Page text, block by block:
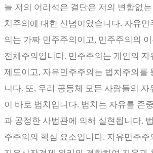
늘 저의 어리석은 결단은 저의 변함없
치주의에 대한 신념이었습니다. 자유민
의는 가짜 민주주의이고, 민주주의의
전체주의입니다. 민주주의는 개인의
제도이고, 자유민주주의는 법치주의를
니다. 또, 우리 공동체 모든 사람들의 자
이 바로 법치입니다. 법치는 자유를 존
과 공정한 사법관에 의해 실현됩니다.
주주의의 핵심 요소입니다. 자유민주주